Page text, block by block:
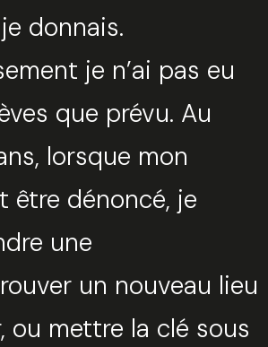
donnais.
je n’ai pas eu
que prévu. Au
lorsque mon
être dénoncé, je
une
un nouveau lieu
ou mettre la clé sous